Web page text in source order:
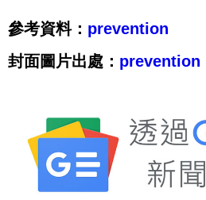
參考資料： prevention
封面圖片出處： prevention